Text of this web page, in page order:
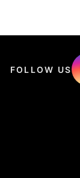
FOLLOW US